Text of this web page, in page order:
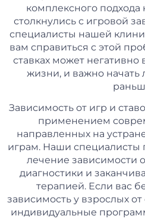
комплексного
столкнулись с игровой
специалисты нашей
вам справиться с этой
ставках может негативно
жизни, и важно начать
Зависимость от игр и
применением
направленных на
играм. Наши специалисты
лечение зависимости
диагностики и
терапией. Если вас
зависимость у взрослых
индивидуальные